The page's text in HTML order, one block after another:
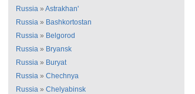
Russia » Astrakhan'
Russia » Bashkortostan
Russia » Belgorod
Russia » Bryansk
Russia » Buryat
Russia » Chechnya
Russia » Chelyabinsk